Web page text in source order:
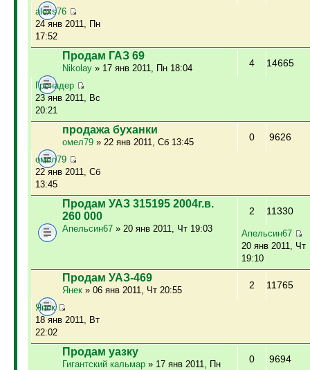
alexs76
24 янв 2011, Пн
17:52
Продам ГАЗ 69
Nikolay» 17 янв 2011, Пн 18:04 4 14665
Гренадер
23 янв 2011, Вс
20:21
продажа буханки
омел79» 22 янв 2011, Сб 13:45 0 9626
омел79
22 янв 2011, Сб
13:45
Продам УАЗ 315195 2004г.в.
260 000
Апельсин67» 20 янв 2011, Чт 19:03
2 11330
Апельсин67
20 янв 2011, Чт
19:10
Продам УАЗ-469
Янек» 06 янв 2011, Чт 20:55 2 11765
Янек
18 янв 2011, Вт
22:02
Продам уазку
Гигантский кальмар» 17 янв 2011, Пн
0 9694